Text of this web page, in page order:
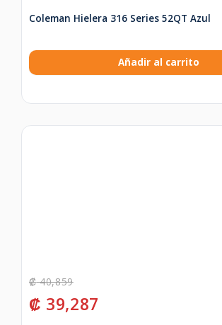
Coleman Hielera 316 Series 52QT Azul
Añadir al carrito
₡40,859
₡ 39,287